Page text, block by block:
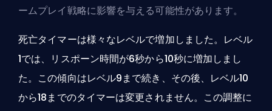
ームプレイ戦略に影響を与える可能性があります。
死亡タイマーは様々なレベルで増加しました。レベル
1では、リスポーン時間が6秒から10秒に増加しまし
た。この傾向はレベル9まで続き、その後、レベル10
から18までのタイマーは変更されません。この調整に